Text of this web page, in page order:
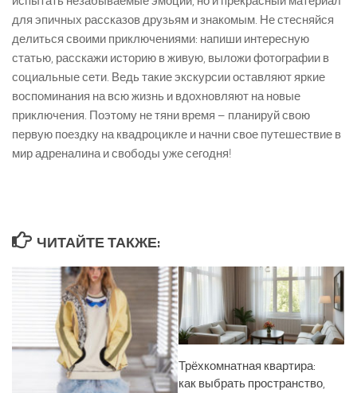
для эпичных рассказов друзьям и знакомым. Не стесняйся
делиться своими приключениями: напиши интересную
статью, расскажи историю в живую, выложи фотографии в
социальные сети. Ведь такие экскурсии оставляют яркие
воспоминания на всю жизнь и вдохновляют на новые
приключения. Поэтому не тяни время – планируй свою
первую поездку на квадроцикле и начни свое путешествие в
мир адреналина и свободы уже сегодня!
ЧИТАЙТЕ ТАКЖЕ:
Трёхкомнатная квартира:
как выбрать пространство,